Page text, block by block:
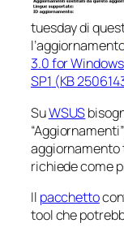
tuesdaydi
3.0 for
SP1 (KB
SuWSUS
aggiornamento
richiede come
Il pacchetto
tool che